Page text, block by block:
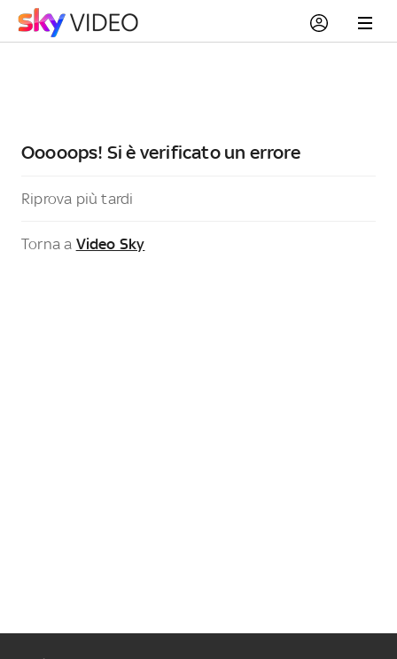
Ooooops! Si è verificato un errore
Riprova più tardi
Torna a Video Sky